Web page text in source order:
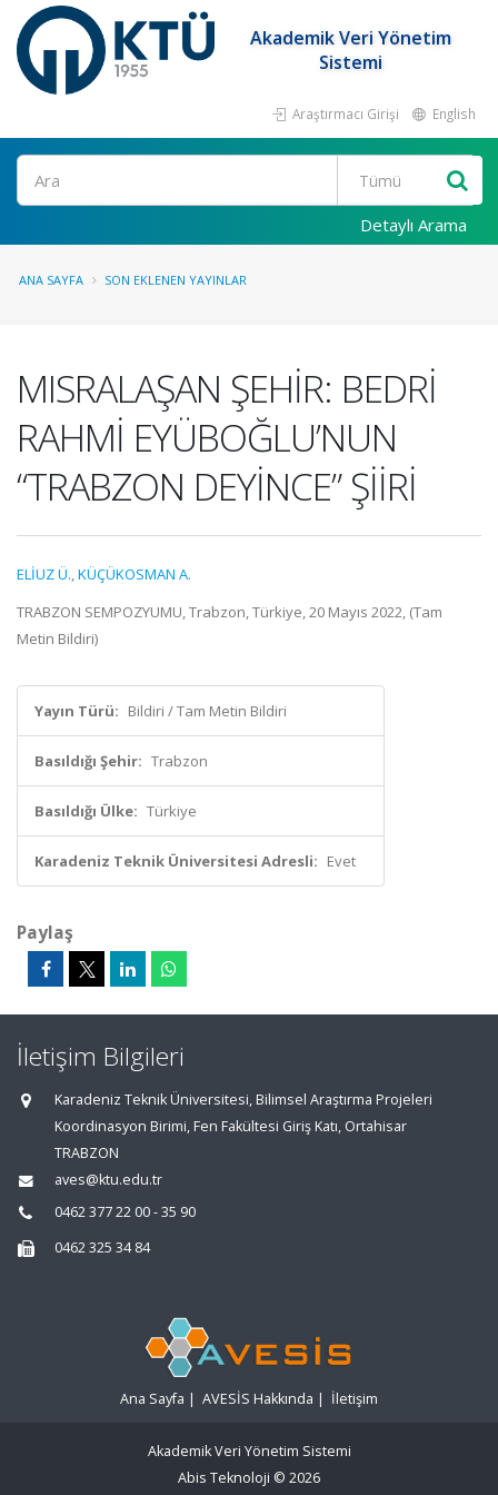
Akademik Veri Yönetim
Sistemi
Araştırmacı Girişi English
Ara
Detaylı Arama
ANA SAYFA SON EKLENEN YAYINLAR
MISRALAŞAN ŞEHİR: BEDRİ
RAHMİ EYÜBOĞLU’NUN
“TRABZON DEYİNCE” ŞİİRİ
ELİUZ Ü.,KÜÇÜKOSMAN A.
TRABZON SEMPOZYUMU, Trabzon, Türkiye, 20 Mayıs 2022, (Tam
Metin Bildiri)
Yayın Türü: Bildiri / Tam Metin Bildiri
Basıldığı Şehir: Trabzon
Basıldığı Ülke: Türkiye
Karadeniz Teknik Üniversitesi Adresli: Evet
Paylaş
İletişim Bilgileri
Karadeniz Teknik Üniversitesi, Bilimsel Araştırma Projeleri
Koordinasyon Birimi, Fen Fakültesi Giriş Katı, Ortahisar
TRABZON
aves@ktu.edu.tr
0462 377 22 00 - 35 90
0462 325 34 84
Ana Sayfa | AVESİS Hakkında | İletişim
Akademik Veri Yönetim Sistemi
Abis Teknoloji © 2026